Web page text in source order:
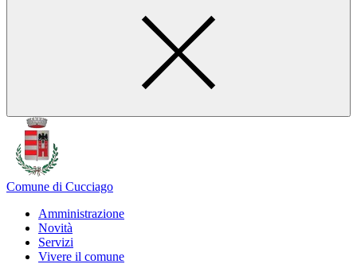
Comune di Cucciago
Amministrazione
Novità
Servizi
Vivere il comune